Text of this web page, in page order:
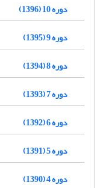
دوره 10 (1396)
دوره 9 (1395)
دوره 8 (1394)
دوره 7 (1393)
دوره 6 (1392)
دوره 5 (1391)
دوره 4 (1390)